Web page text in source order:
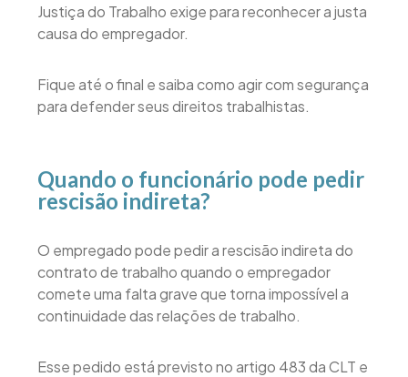
Justiça do Trabalho exige para reconhecer a justa
causa do empregador.
Fique até o final e saiba como agir com segurança
para defender seus direitos trabalhistas.
Quando o funcionário pode pedir
rescisão indireta?
O empregado pode pedir a rescisão indireta do
contrato de trabalho quando o empregador
comete uma falta grave que torna impossível a
continuidade das relações de trabalho.
Esse pedido está previsto no artigo 483 da CLT e